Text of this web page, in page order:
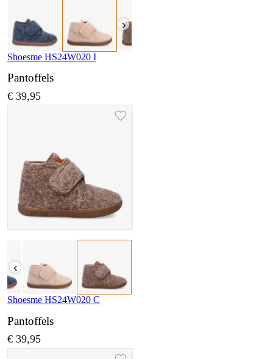
›
Shoesme HS24W020 I
Pantoffels
€ 39,95
‹
Shoesme HS24W020 C
Pantoffels
€ 39,95